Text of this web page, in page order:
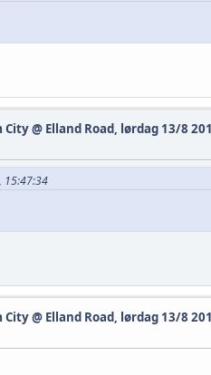
@ Elland Road, lørdag 13/8
15:47:34
@ Elland Road, lørdag 13/8